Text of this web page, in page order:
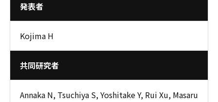
発表者
Kojima H
共同研究者
Annaka N, Tsuchiya S, Yoshitake Y, Rui Xu, Masaru